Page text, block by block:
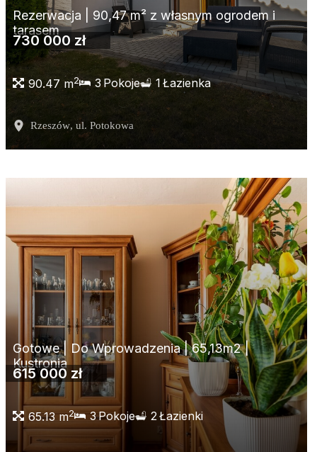
Rezerwacja | 90,47 m² z własnym ogrodem i
tarasem
730 000 zł
90.47 m2 3 Pokoje 1 Łazienka
Rzeszów, ul. Potokowa
Gotowe | Do Wprowadzenia | 65,13m2 |
Kustronia
615 000 zł
65.13 m2 3Pokoje 2 Łazienki